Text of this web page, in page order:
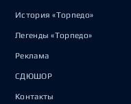
История «Торпедо»
Легенды «Торпедо»
Реклама
СДЮШОР
Контакты